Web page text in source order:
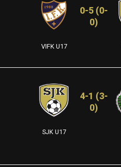
VIFK U17
0-5 (0-
0)
SJK U17
4-1 (3-
0)